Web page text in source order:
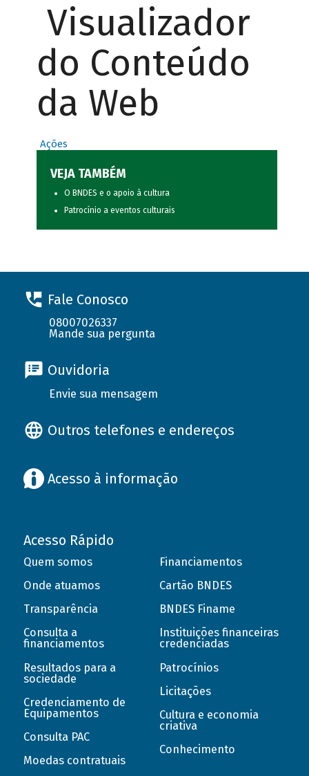
Visualizador
do Conteúdo
da Web
Ações
VEJA TAMBÉM
O BNDES e o apoio à cultura
Patrocínio a eventos culturais
Fale Conosco
08007026337
Mande sua pergunta
Ouvidoria
Envie sua mensagem
Outros telefones e endereços
Acesso à informação
Acesso Rápido
Quem somos
Onde atuamos
Transparência
Consulta a
financiamentos
Resultados para a
sociedade
Credenciamento de
Equipamentos
Consulta PAC
Moedas contratuais
Financiamentos
Cartão BNDES
BNDES Finame
Instituições financeiras
credenciadas
Patrocínios
Licitações
Cultura e economia
criativa
Conhecimento